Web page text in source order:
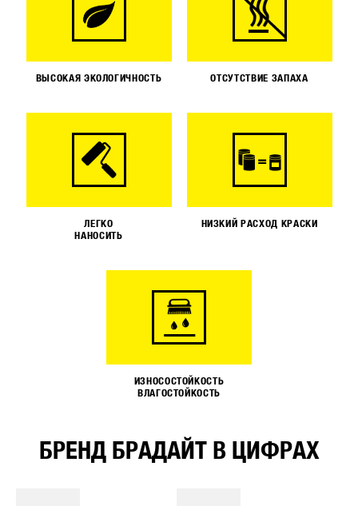
ВЫСОКАЯ ЭКОЛОГИЧНОСТЬ ОТСУТСТВИЕ ЗАПАХА
ЛЕГКО
НАНОСИТЬ
НИЗКИЙ РАСХОД КРАСКИ
ИЗНОСОСТОЙКОСТЬ
ВЛАГОСТОЙКОСТЬ
БРЕНД БРАДАЙТ В ЦИФРАХ